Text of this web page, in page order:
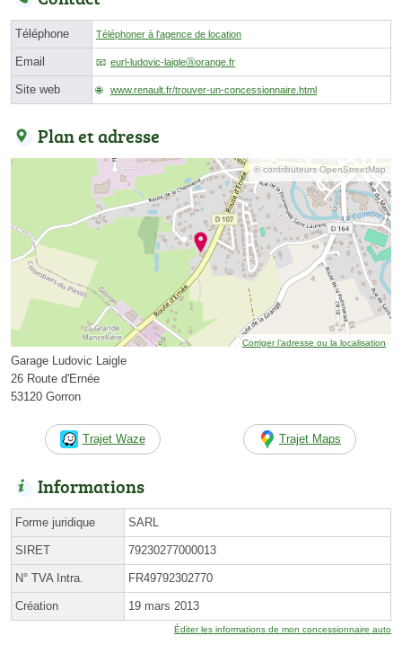
Téléphone Téléphoner à l'agence de location
Email eurl-ludovic-laigleⓐorange.fr
Site web www.renault.fr/trouver-un-concessionnaire.html
Plan et adresse
© contributeurs OpenStreetMap
Corriger l’adresse ou la localisation
Garage Ludovic Laigle
26 Route d'Ernée
53120 Gorron
Trajet Waze Trajet Maps
Informations
Forme juridique SARL
SIRET 79230277000013
N° TVA Intra. FR49792302770
Création 19 mars 2013
Éditer les informations de mon concessionnaire auto